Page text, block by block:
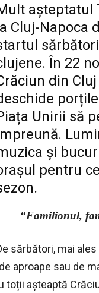
așteptatul
Cluj-Napoca
În 22
din
Unirii să
și
pentru
“Familionul,
sărbători, mai
aproape sau de
toții așteaptă